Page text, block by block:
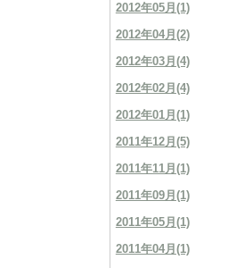
2012年05月(1)
2012年04月(2)
2012年03月(4)
2012年02月(4)
2012年01月(1)
2011年12月(5)
2011年11月(1)
2011年09月(1)
2011年05月(1)
2011年04月(1)